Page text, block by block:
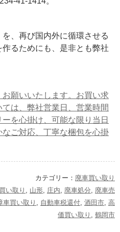
を、再び国内外に循環させる
るためにも、是非とも弊社
願いいたします。お買い求
は、弊社営業日、営業時間
を心掛け、可能な限り当日
ご対応、丁寧な梱包を心掛
カテゴリー： 廃車買い取り
い取り 山形 庄内 廃車処分
廃車売
車買い取り 自動車税還付 酒田市 高
価買い取り
鶴岡市